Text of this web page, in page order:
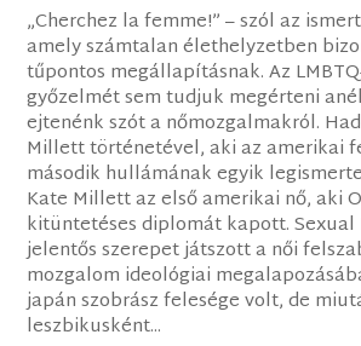
„Cherchez la femme!” – szól az
amely számtalan élethelyzetben
tűpontos megállapításnak. Az
győzelmét sem tudjuk megérteni
ejtenénk szót a nőmozgalmakról.
Millett történetével, aki az amerikai
második hullámának egyik
Kate Millett az első amerikai nő, aki
kitüntetéses diplomát kapott. Sexual
jelentős szerepet játszott a női
mozgalom ideológiai
japán szobrász felesége volt, de
leszbikusként...